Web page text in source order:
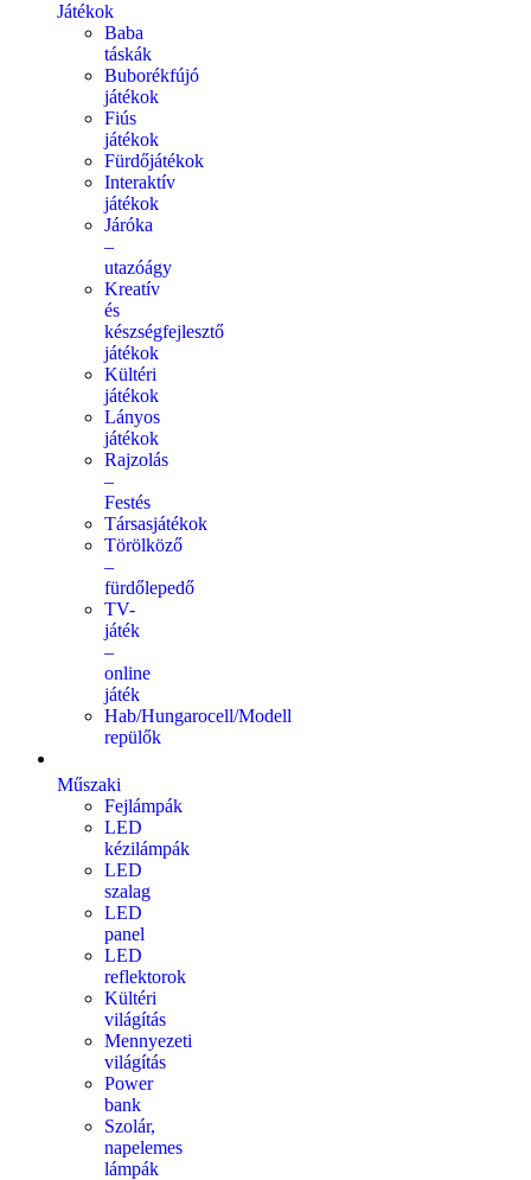
Játékok
Baba
táskák
Buborékfújó
játékok
Fiús
játékok
Fürdőjátékok
Interaktív
játékok
Járóka
–
utazóágy
Kreatív
és
készségfejlesztő
játékok
Kültéri
játékok
Lányos
játékok
Rajzolás
–
Festés
Társasjátékok
Törölköző
–
fürdőlepedő
TV-
játék
–
online
játék
Hab/Hungarocell/Modell
repülők
Műszaki
Fejlámpák
LED
kézilámpák
LED
szalag
LED
panel
LED
reflektorok
Kültéri
világítás
Mennyezeti
világítás
Power
bank
Szolár,
napelemes
lámpák